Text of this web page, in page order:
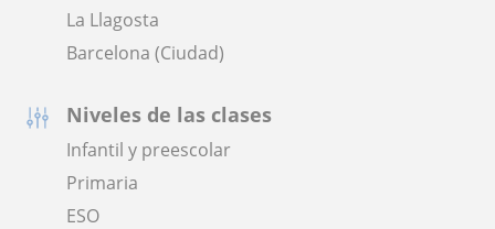
La Llagosta
Barcelona (Ciudad)
Niveles de las clases
Infantil y preescolar
Primaria
ESO